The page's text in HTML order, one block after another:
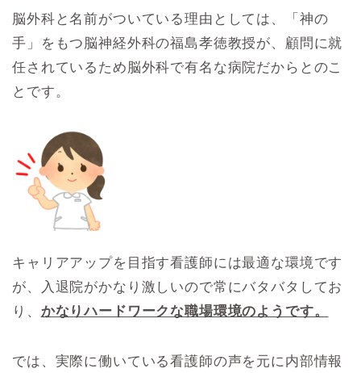
脳外科と名前がついている理由としては、「神の
手」をもつ脳神経外科の福島孝徳教授が、顧問に就
任されているため脳外科で有名な病院だからとのこ
とです。
キャリアアップを目指す看護師には最適な環境です
が、入退院がかなり激しいので常にバタバタしてお
り、 かなりハードワークな職場環境のようです。
では、実際に働いている看護師の声を元に内部情報